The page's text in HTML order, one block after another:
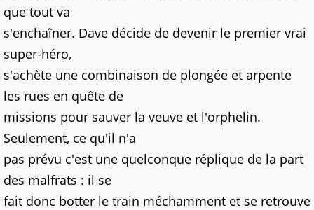
que tout va
s'enchaîner. Dave décide de devenir le premier vrai
super-héro,
s'achète une combinaison de plongée et arpente
les rues en quête de
missions pour sauver la veuve et l'orphelin.
Seulement, ce qu'il n'a
pas prévu c'est une quelconque réplique de la part
des malfrats : il se
fait donc botter le train méchamment et se retrouve